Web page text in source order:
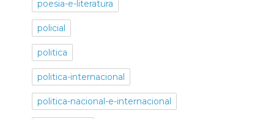
poesia-e-literatura
policial
politica
politica-internacional
politica-nacional-e-internacional